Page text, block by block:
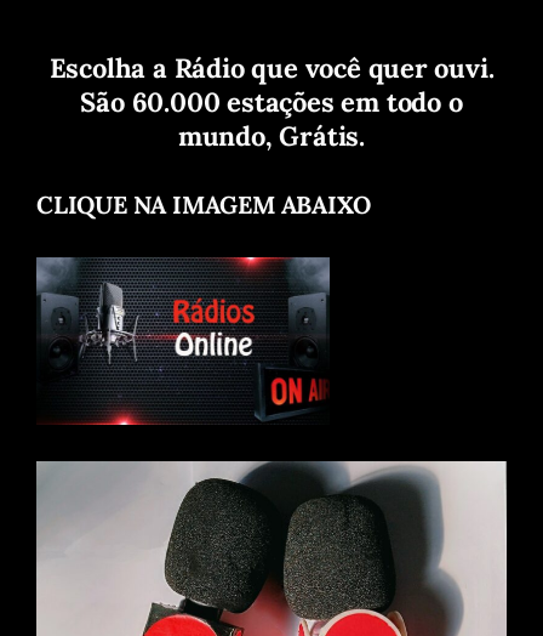
Escolha a Rádio que você quer ouvi.
São 60.000 estações em todo o
mundo, Grátis.
CLIQUE NA IMAGEM ABAIXO